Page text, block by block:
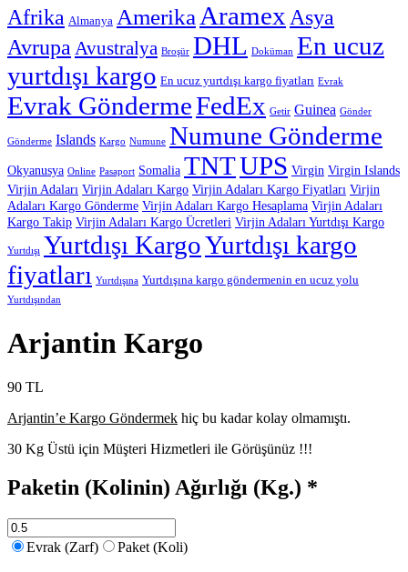
Afrika Almanya Amerika Aramex Asya
AvrupaAvustralya Broşür DHL Doküman En ucuz
yurtdışı kargo En ucuz yurtdışı kargo fiyatları Evrak
Evrak GöndermeFedEx Getir Guinea Gönder
Gönderme Islands Kargo Numune Numune Gönderme
Okyanusya Online Pasaport Somalia TNTUPS Virgin Virgin Islands
Virjin Adaları Virjin Adaları Kargo Virjin Adaları Kargo Fiyatları Virjin
Adaları Kargo Gönderme Virjin Adaları Kargo Hesaplama Virjin Adaları
Kargo Takip Virjin Adaları Kargo Ücretleri Virjin Adaları Yurtdışı Kargo
Yurtdışı Yurtdışı KargoYurtdışı kargo
fiyatları Yurtdışına Yurtdışına kargo göndermenin en ucuz yolu
Yurtdışından
Arjantin Kargo
90 TL
Arjantin’e Kargo Göndermek hiç bu kadar kolay olmamıştı.
30 Kg Üstü için Müşteri Hizmetleri ile Görüşünüz !!!
Paketin (Kolinin) Ağırlığı (Kg.) *
Evrak (Zarf) Paket (Koli)